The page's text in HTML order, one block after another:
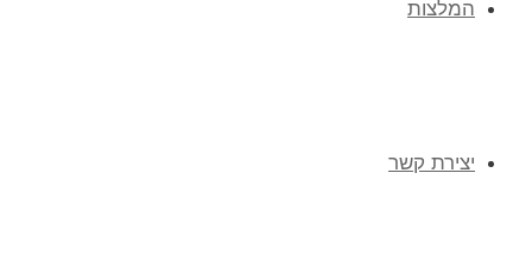
המלצות
יצירת קשר